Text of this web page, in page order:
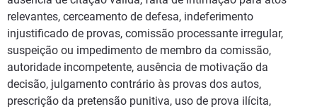
relevantes, cerceamento de defesa, indeferimento
injustificado de provas, comissão processante irregular,
suspeição ou impedimento de membro da comissão,
autoridade incompetente, ausência de motivação da
decisão, julgamento contrário às provas dos autos,
prescrição da pretensão punitiva, uso de prova ilícita,